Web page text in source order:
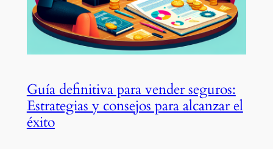
Guía definitiva para vender seguros:
Estrategias y consejos para alcanzar el
éxito